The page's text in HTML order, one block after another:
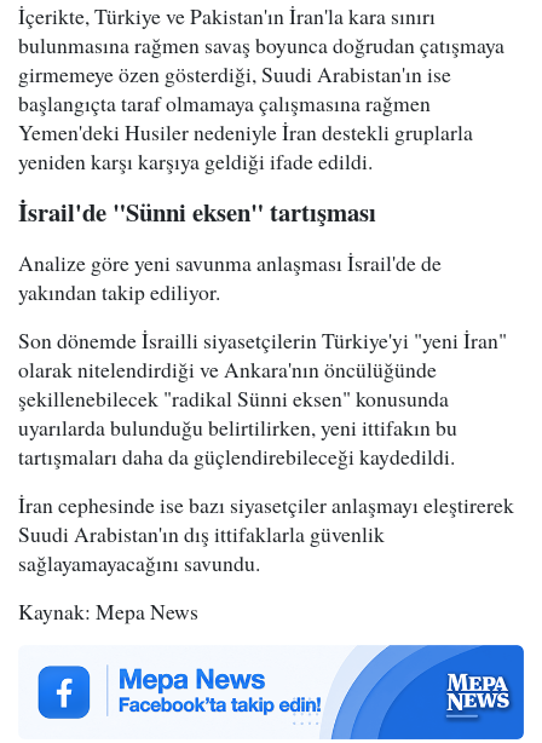
İçerikte, Türkiye ve Pakistan'ın İran'la kara sınırı
bulunmasına rağmen savaş boyunca doğrudan çatışmaya
girmemeye özen gösterdiği, Suudi Arabistan'ın ise
başlangıçta taraf olmamaya çalışmasına rağmen
Yemen'deki Husiler nedeniyle İran destekli gruplarla
yeniden karşı karşıya geldiği ifade edildi.
İsrail'de "Sünni eksen" tartışması
Analize göre yeni savunma anlaşması İsrail'de de
yakından takip ediliyor.
Son dönemde İsrailli siyasetçilerin Türkiye'yi "yeni İran"
olarak nitelendirdiği ve Ankara'nın öncülüğünde
şekillenebilecek "radikal Sünni eksen" konusunda
uyarılarda bulunduğu belirtilirken, yeni ittifakın bu
tartışmaları daha da güçlendirebileceği kaydedildi.
İran cephesinde ise bazı siyasetçiler anlaşmayı eleştirerek
Suudi Arabistan'ın dış ittifaklarla güvenlik
sağlayamayacağını savundu.
Kaynak: Mepa News